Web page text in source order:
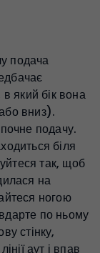
подача
який бік вона
вниз).
подачу.
біля
так, щоб
на
ногою
вдарте по ньому
стінку,
аут і впав